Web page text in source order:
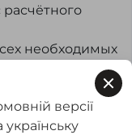
необходимых
версії